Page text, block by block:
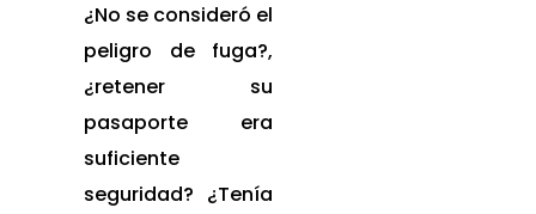
¿No se consideró el
peligro de fuga?,
¿retener su
pasaporte era
suficiente
seguridad? ¿Tenía